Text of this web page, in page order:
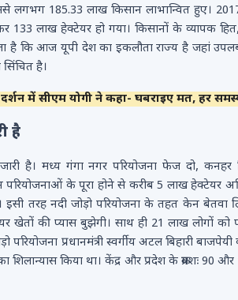
लगभग 185.33 लाख किसान लाभान्वित हुए।
133 लाख हेक्टेयर हो गया। किसानों के व्यापक
है कि आज यूपी देश का इकलौता राज्य है जहां
है।
में सीएम योगी ने कहा- घबराइए मत, हर
है
है। मध्य गंगा नगर परियोजना फेज दो, कनहर
के पूरा होने से करीब 5 लाख हेक्टेयर
इसी तरह नदी जोड़ो परियोजना के तहत केन
खेतों की प्यास बुझेगी। साथ ही 21 लाख लोगों को
प्रधानमंत्री स्वर्गीय अटल बिहारी
शिलान्यास किया था। केंद्र और प्रदेश के क्रमशः 90